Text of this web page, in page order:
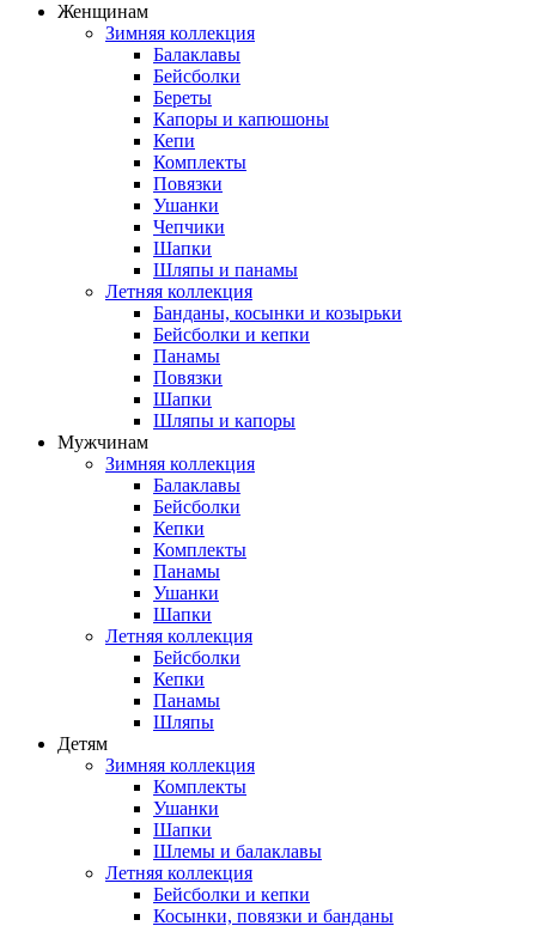
Женщинам
Зимняя коллекция
Балаклавы
Бейсболки
Береты
Капоры и капюшоны
Кепи
Комплекты
Повязки
Ушанки
Чепчики
Шапки
Шляпы и панамы
Летняя коллекция
Банданы, косынки и козырьки
Бейсболки и кепки
Панамы
Повязки
Шапки
Шляпы и капоры
Мужчинам
Зимняя коллекция
Балаклавы
Бейсболки
Кепки
Комплекты
Панамы
Ушанки
Шапки
Летняя коллекция
Бейсболки
Кепки
Панамы
Шляпы
Детям
Зимняя коллекция
Комплекты
Ушанки
Шапки
Шлемы и балаклавы
Летняя коллекция
Бейсболки и кепки
Косынки, повязки и банданы